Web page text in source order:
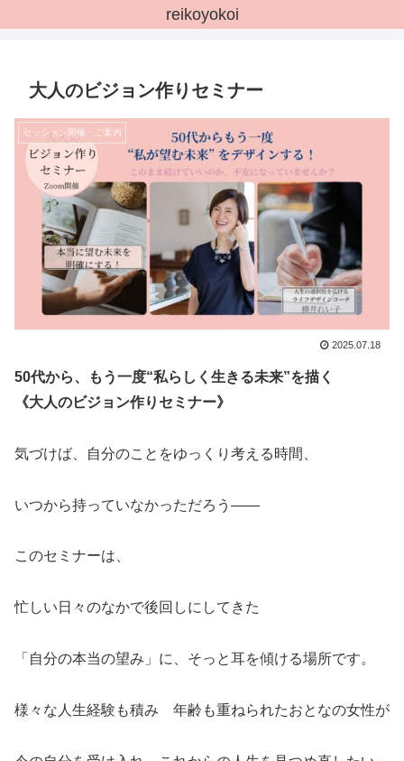
reikoyokoi
大人のビジョン作りセミナー
セッション開催・ご案内
2025.07.18
50代から、もう一度“私らしく生きる未来”を描く
《大人のビジョン作りセミナー》
気づけば、自分のことをゆっくり考える時間、
いつから持っていなかっただろう――
このセミナーは、
忙しい日々のなかで後回しにしてきた
「自分の本当の望み」に、そっと耳を傾ける場所です。
様々な人生経験も積み 年齢も重ねられたおとなの女性が